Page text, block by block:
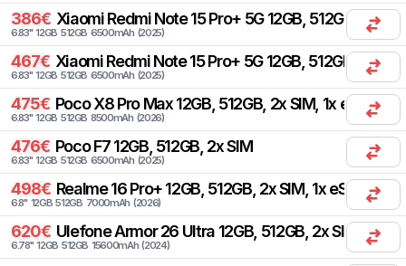
386€ Xiaomi Redmi Note 15 Pro+ 5G 12GB, 512GB, 2x SIM
6.83" 12GB 512GB 6500mAh (2025)
467€ Xiaomi Redmi Note 15 Pro+ 5G 12GB, 512GB, 1x
6.83" 12GB 512GB 6500mAh (2025)
475€ Poco X8 Pro Max 12GB, 512GB, 2x SIM, 1x eSIM
6.83" 12GB 512GB 8500mAh (2026)
476€ Poco F7 12GB, 512GB, 2x SIM
6.83" 12GB 512GB 6500mAh (2025)
498€ Realme 16 Pro+ 12GB, 512GB, 2x SIM, 1x eSIM
6.8" 12GB 512GB 7000mAh (2026)
620€ UlefoneArmor 26 Ultra 12GB, 512GB, 2x SIM
6.78" 12GB 512GB 15600mAh (2024)